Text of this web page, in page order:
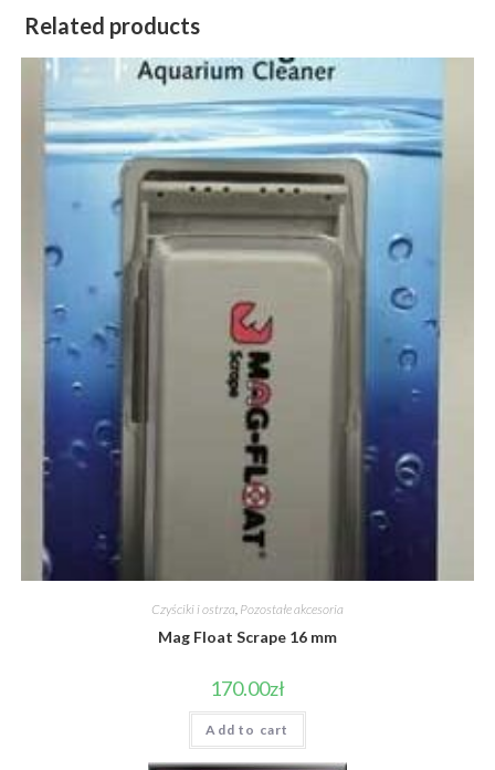
Related products
Czyściki i ostrza Pozostałe akcesoria
Mag Float Scrape 16 mm
170.00zł
Add to cart